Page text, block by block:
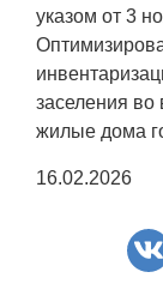
указом от 3
заселения
жилые дома
16.02.2026